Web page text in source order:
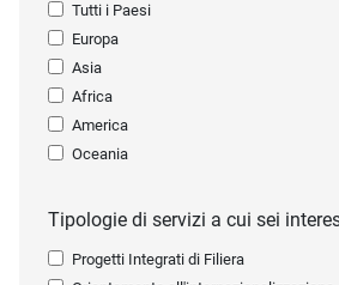
Tutti i Paesi
Europa
Asia
Africa
America
Oceania
Tipologie di servizi a cui sei
Progetti Integrati di Filiera